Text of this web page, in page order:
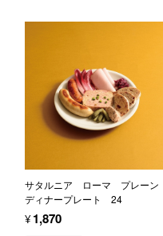
サタルニア ローマ プレーン
ディナープレート 24
¥1,870